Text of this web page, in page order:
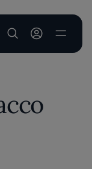
User account